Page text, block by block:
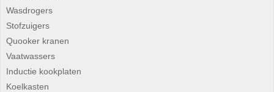
Wasdrogers
Stofzuigers
Quooker kranen
Vaatwassers
Inductie kookplaten
Koelkasten